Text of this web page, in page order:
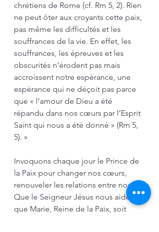
chrétiens de Rome (cf. Rm 5, 2). Rien
ne peut ôter aux croyants cette paix,
pas même les difficultés et les
souffrances de la vie. En effet, les
souffrances, les épreuves et les
obscurités n’érodent pas mais
accroissent notre espérance, une
espérance qui ne déçoit pas parce
que « l’amour de Dieu a été
répandu dans nos cœurs par l’Esprit
Saint qui nous a été donné » (Rm 5,
5). »
Invoquons chaque jour le Prince de
la Paix pour changer nos cœurs,
renouveler les relations entre nous.
Que le Seigneur Jésus nous aide et
que Marie, Reine de la Paix, soit